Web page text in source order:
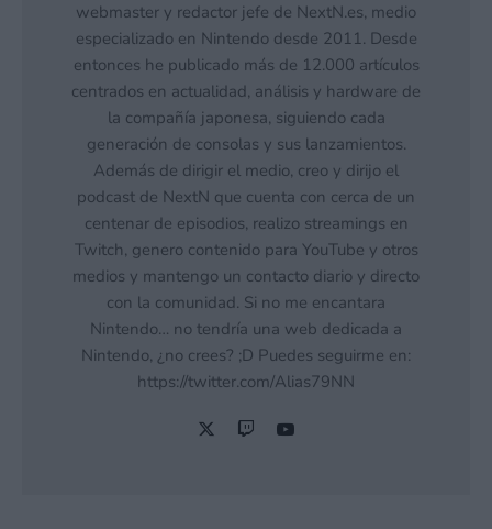
webmaster y redactor jefe de NextN.es, medio
especializado en Nintendo desde 2011. Desde
entonces he publicado más de 12.000 artículos
centrados en actualidad, análisis y hardware de
la compañía japonesa, siguiendo cada
generación de consolas y sus lanzamientos.
Además de dirigir el medio, creo y dirijo el
podcast de NextN que cuenta con cerca de un
centenar de episodios, realizo streamings en
Twitch, genero contenido para YouTube y otros
medios y mantengo un contacto diario y directo
con la comunidad. Si no me encantara
Nintendo… no tendría una web dedicada a
Nintendo, ¿no crees? ;D Puedes seguirme en:
https://twitter.com/Alias79NN